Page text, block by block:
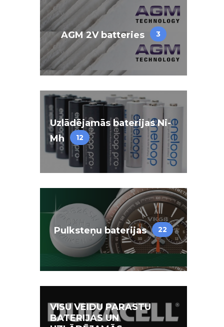
AGM 2V batteries 3
Uzlādējamās baterijas Ni-
Mh
12
Pulksteņu baterijas 22
VISU VEIDU PARASTU
BATERIJAS UN